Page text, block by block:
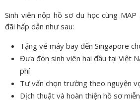
Sinh viên nộp hồ sơ du học cùng
đãi hấp dẫn như sau:
Tặng vé máy bay đến Singapore
Đưa đón sinh viên hai đầu tại Việt
phí
Tư vấn chọn trường theo nguyện
Dịch thuật và hoàn thiện hồ sơ